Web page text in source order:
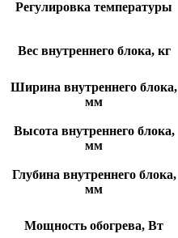
Регулировка температуры
Вес внутреннего блока, кг
Ширина внутреннего блока,
мм
Высота внутреннего блока,
мм
Глубина внутреннего блока,
мм
Мощность обогрева, Вт